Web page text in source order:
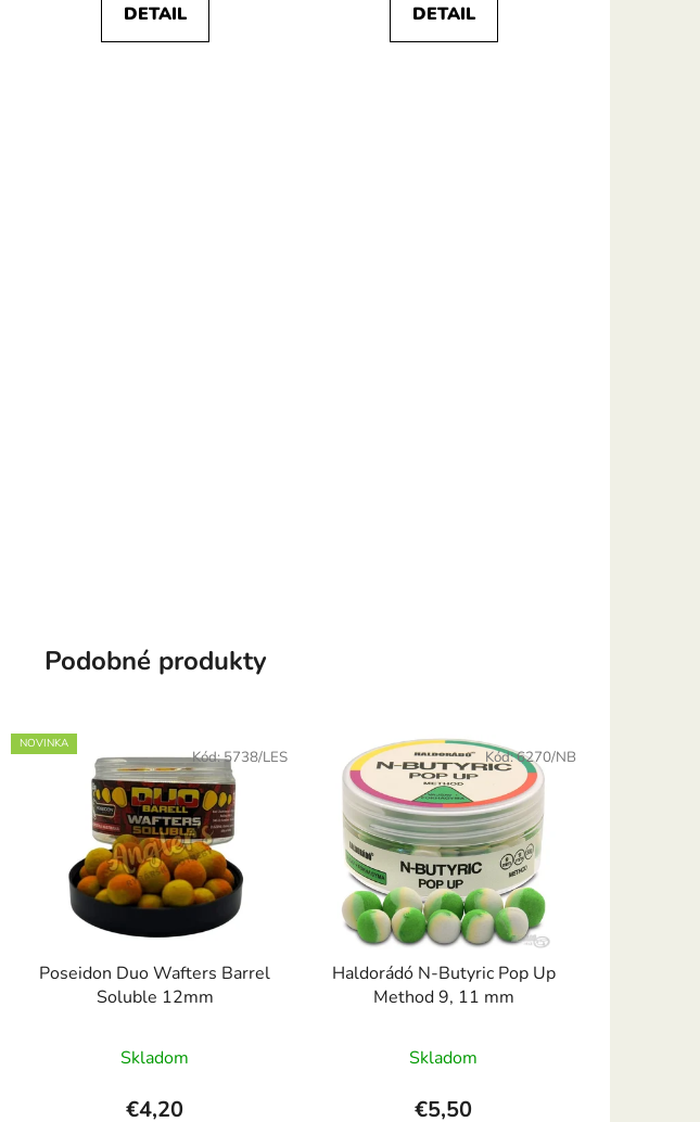
DETAIL DETAIL
Podobné produkty
NOVINKA
Poseidon Duo Wafters Barrel
Soluble 12mm
Skladom
€4,20
Kód:5738/LES
Haldorádó N-Butyric Pop Up
Method 9, 11 mm
Skladom
€5,50
Kód:6270/NB